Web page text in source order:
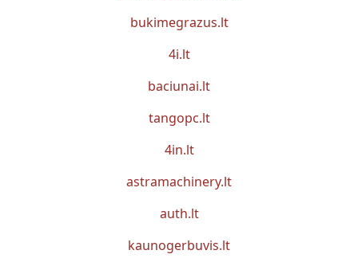
bukimegrazus.lt
4i.lt
baciunai.lt
tangopc.lt
4in.lt
astramachinery.lt
auth.lt
kaunogerbuvis.lt